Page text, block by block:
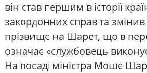
він став першим в історії
закордонних справ та змінив
прізвище на Шарет, що в
означає «службовець
На посаді міністра Моше